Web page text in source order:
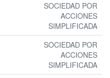
SOCIEDAD POR
ACCIONES
SIMPLIFICADA
SOCIEDAD POR
ACCIONES
SIMPLIFICADA